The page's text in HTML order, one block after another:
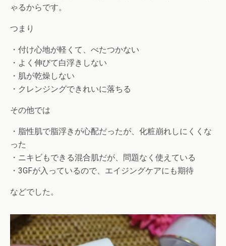
ゃるからです。
つまり
・付け心地が軽くて、べたつかない
・よく伸びて白浮きしない
・肌が乾燥しない
・クレンジングできれいに落ちる
その他では
・脂性肌で脂浮きが心配だったが、化粧崩れしにくくな
った
・ニキビもできる混合肌だが、問題なく使えている
・3GFが入っているので、エイジングケアにも期待
などでした。